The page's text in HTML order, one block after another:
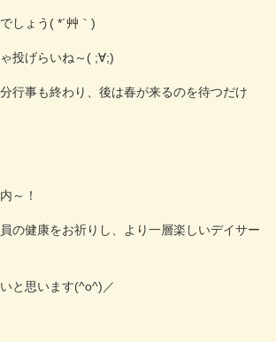
しょう( *´艸｀)
投げらいね～( ;∀;)
行事も終わり、後は春が来るのを待つだけ
～！
の健康をお祈りし、より一層楽しいデイサー
と思います(^o^)／